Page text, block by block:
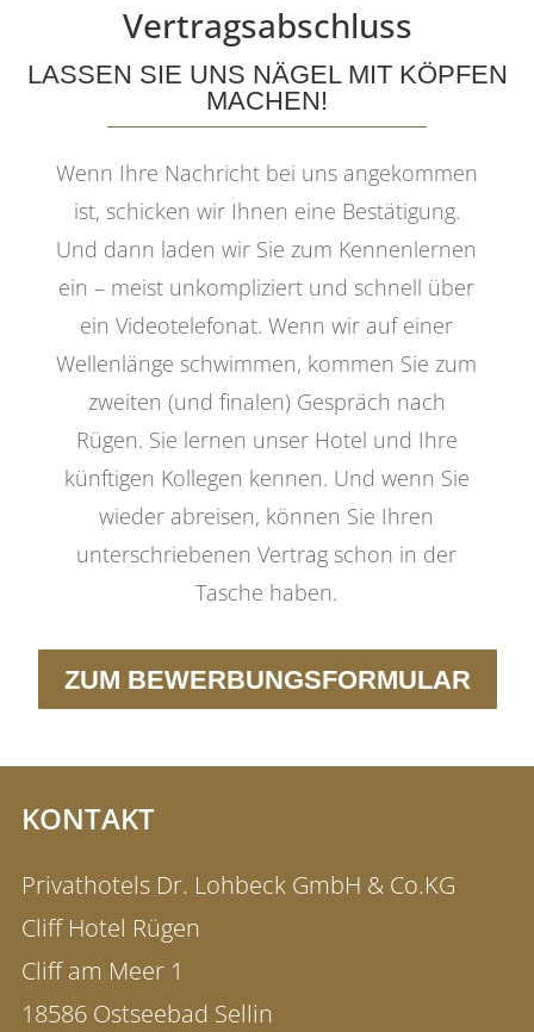
Vertragsabschluss
LASSEN SIE UNS NÄGEL MIT KÖPFEN
MACHEN!
Wenn Ihre Nachricht bei uns angekommen
ist, schicken wir Ihnen eine Bestätigung.
Und dann laden wir Sie zum Kennenlernen
ein – meist unkompliziert und schnell über
ein Videotelefonat. Wenn wir auf einer
Wellenlänge schwimmen, kommen Sie zum
zweiten (und finalen) Gespräch nach
Rügen. Sie lernen unser Hotel und Ihre
künftigen Kollegen kennen. Und wenn Sie
wieder abreisen, können Sie Ihren
unterschriebenen Vertrag schon in der
Tasche haben.
ZUM BEWERBUNGSFORMULAR
KONTAKT
Privathotels Dr. Lohbeck GmbH & Co.KG
Cliff Hotel Rügen
Cliff am Meer 1
18586 Ostseebad Sellin